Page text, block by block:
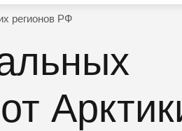
регионов РФ